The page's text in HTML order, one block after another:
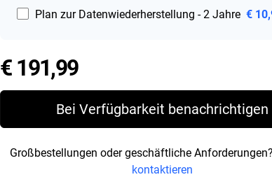
Plan zur Datenwiederherstellung - 2 Jahre €
€ 191,99Price € 191,99
Bei Verfügbarkeit benachrichtigen
Großbestellungen oder geschäftliche
kontaktieren